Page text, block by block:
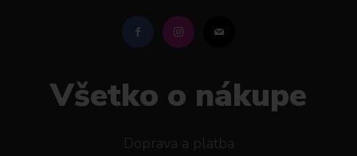
Všetko o nákupe
Doprava a platba